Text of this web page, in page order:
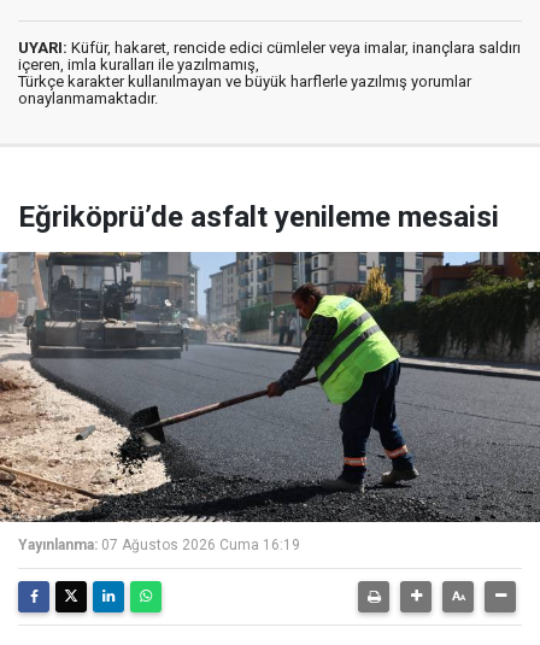
UYARI: Küfür, hakaret, rencide edici cümleler veya imalar, inançlara saldırı
içeren, imla kuralları ile yazılmamış,
Türkçe karakter kullanılmayan ve büyük harflerle yazılmış yorumlar
onaylanmamaktadır.
Eğriköprü’de asfalt yenileme mesaisi
Yayınlanma: 07 Ağustos 2026 Cuma 16:19